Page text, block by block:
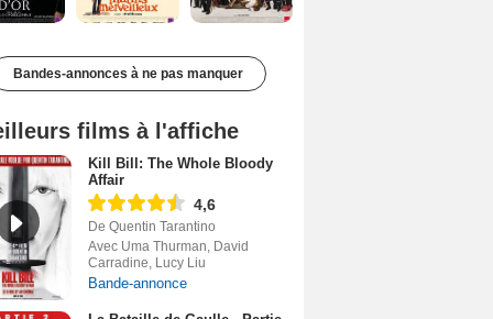
Bandes-annonces à ne pas manquer
films à l'affiche
Kill Bill: The Whole Bloody
Affair
4,6
De Quentin Tarantino
Avec Uma Thurman, David
Carradine, Lucy Liu
Bande-annonce